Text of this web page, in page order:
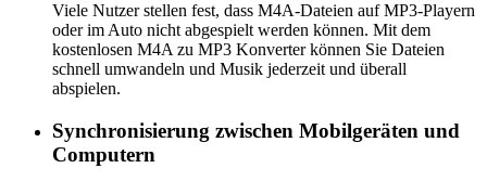
Viele Nutzer stellen fest, dass M4A-Dateien auf MP3-Playern
oder im Auto nicht abgespielt werden können. Mit dem
kostenlosen M4A zu MP3 Konverter können Sie Dateien
schnell umwandeln und Musik jederzeit und überall
abspielen.
Synchronisierung zwischen Mobilgeräten und
Computern